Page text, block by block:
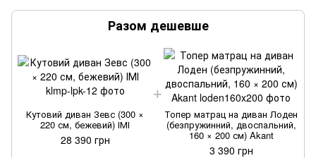
Разом дешевше
Кутовий диван Зевс (300 ×
220 см, бежевий) ІМІ
28 390 грн
Топер матрац на диван Лоден
(безпружинний, двоспальний,
160 × 200 см) Akant
3 390 грн